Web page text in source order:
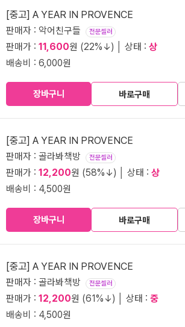
[중고] A YEAR IN PROVENCE
판매자 : 악어친구들 전문셀러
판매가 : 11,600원 (22%↓) │ 상태 : 상
배송비 : 6,000원
장바구니 바로구매
[중고] A YEAR IN PROVENCE
판매자 : 골라봐책방 전문셀러
판매가 : 12,200원 (58%↓) │ 상태 : 상
배송비 : 4,500원
장바구니 바로구매
[중고] A YEAR IN PROVENCE
판매자 : 골라봐책방 전문셀러
판매가 : 12,200원 (61%↓) │ 상태 : 중
배송비 : 4,500원